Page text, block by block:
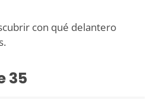
con qué delantero
35